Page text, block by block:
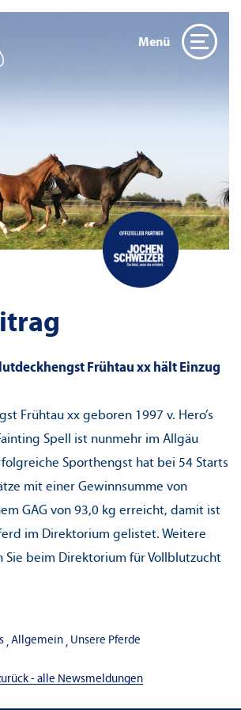
Menü
Frühtau xx hält Einzug
Frühtau xx geboren 1997 v. Hero’s
Spell ist nunmehr im Allgäu
Sporthengst hat bei 54 Starts
mit einer Gewinnsumme von
GAG von 93,0 kg erreicht, damit ist
im Direktorium gelistet. Weitere
Sie beim Direktorium für Vollblutzucht
Allgemein Unsere Pferde
- alle Newsmeldungen